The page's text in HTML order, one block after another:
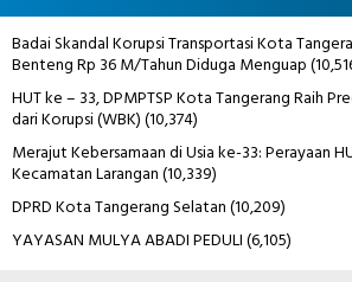
Badai Skandal Korupsi Transportasi Kota
Benteng Rp 36 M/Tahun Diduga Menguap
HUT ke – 33, DPMPTSP Kota Tangerang Raih
dari Korupsi (WBK)(10,374)
Merajut Kebersamaan di Usia ke-33: Perayaan
Kecamatan Larangan(10,339)
DPRD Kota Tangerang Selatan(10,209)
YAYASAN MULYA ABADI PEDULI(6,105)